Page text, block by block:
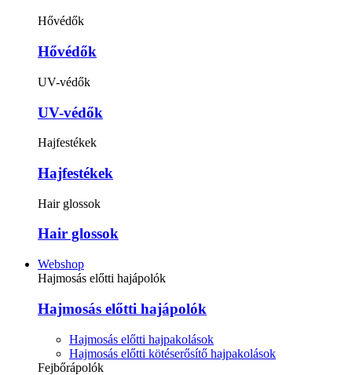
Hővédők
Hővédők
UV-védők
UV-védők
Hajfestékek
Hajfestékek
Hair glossok
Hair glossok
Webshop
Hajmosás előtti hajápolók
Hajmosás előtti hajápolók
Hajmosás előtti hajpakolások
Hajmosás előtti kötéserősítő hajpakolások
Fejbőrápolók